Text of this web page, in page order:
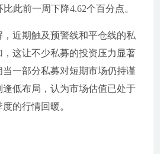
此前一周下降4.62个百分点。
近期触及预警线和平仓线的私
这让不少私募的投资压力显著
一部分私募对短期市场仍持谨
低布局，认为市场估值已处于
的行情回暖。